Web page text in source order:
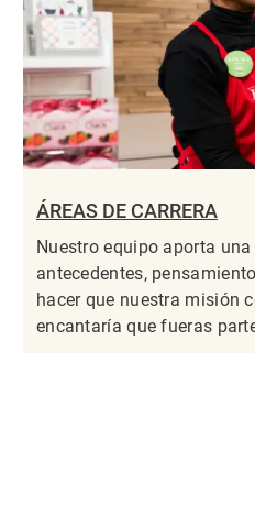
ÁREAS DE CARRERA
Nuestro equipo aporta
antecedentes,
hacer que nuestra misión
encantaría que fueras